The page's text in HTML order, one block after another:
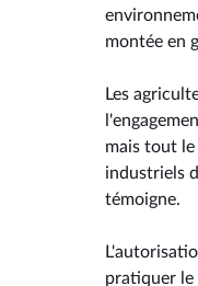
montée en
Les
mais tout le
industriels
témoigne.
pratiquer le